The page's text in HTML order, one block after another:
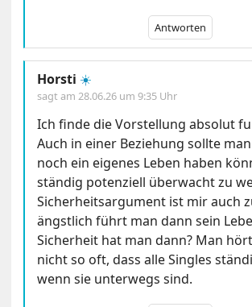
Antworten
Horsti ☀️
sagt am28.06.26 um 9:35 Uhr
Ich finde die Vorstellung absolut
Auch in einer Beziehung sollte
noch ein eigenes Leben haben
ständig potenziell überwacht zu
Sicherheitsargument ist mir auch
ängstlich führt man dann sein
Sicherheit hat man dann? Man
nicht so oft, dass alle Singles
wenn sie unterwegs sind.